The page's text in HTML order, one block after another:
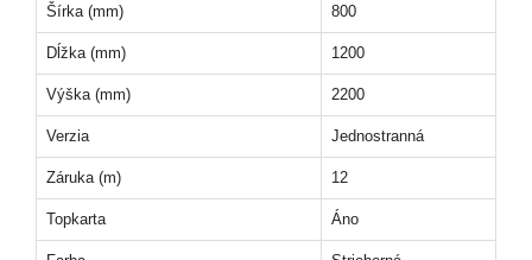
Šírka (mm) 800
Dĺžka (mm) 1200
Výška (mm) 2200
Verzia Jednostranná
Záruka (m) 12
Topkarta Áno